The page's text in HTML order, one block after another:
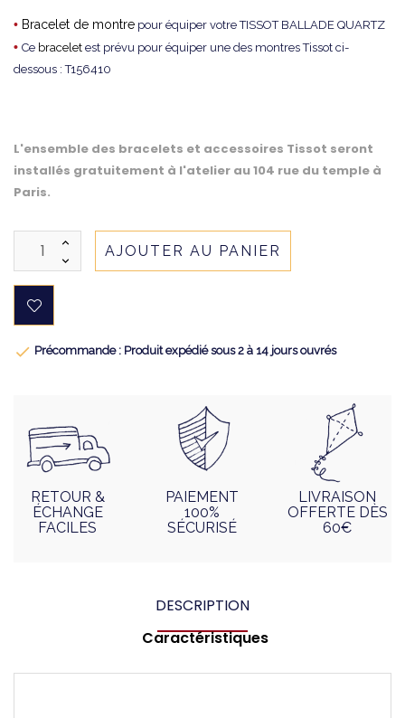
• Bracelet de montre pour équiper votre TISSOT BALLADE QUARTZ
• Ce bracelet est prévu pour équiper une des montres Tissot ci-
dessous : T156410
L'ensemble des bracelets et accessoires Tissot seront
installés gratuitement à l'atelier au 104 rue du temple à
Paris.
AJOUTER AU PANIER
 Précommande : Produit expédié sous 2 à 14 jours ouvrés
RETOUR &
ÉCHANGE
FACILES
PAIEMENT
100%
SÉCURISÉ
LIVRAISON
OFFERTE DÈS
60€
DESCRIPTION
Caractéristiques